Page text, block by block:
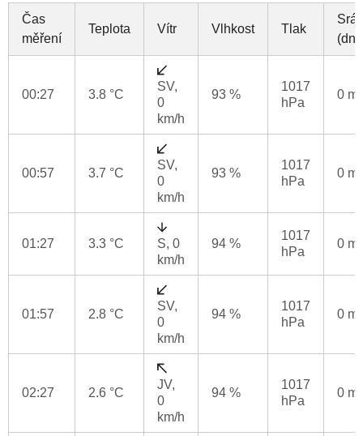
Čas
měření
Teplota Vítr Vlhkost Tlak
00:27 3.8 °C
SV,
0
km/h
93 %
1017
hPa
0
00:57 3.7 °C
SV,
0
km/h
93 %
1017
hPa
0
01:27 3.3 °C
S, 0
km/h
94 %
1017
hPa
0
01:57 2.8 °C
SV,
0
km/h
94 %
1017
hPa
0
02:27 2.6 °C
JV,
0
km/h
94 %
1017
hPa
0